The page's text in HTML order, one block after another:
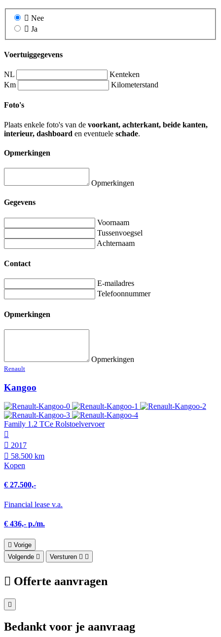
Nee
Ja
Voertuiggegevens
NL
Kenteken
Km
Kilometerstand
Foto's
Plaats enkele foto's van de voorkant, achterkant, beide kanten,
interieur, dashboard en eventuele schade.
Opmerkingen
Opmerkingen
Gegevens
Voornaam
Tussenvoegsel
Achternaam
Contact
E-mailadres
Telefoonnummer
Opmerkingen
Opmerkingen
Renault
Kangoo
Family 1.2 TCe Rolstoelvervoer
2017
58.500 km
Kopen
€ 27.500,-
Financial lease v.a.
€ 436,- p./m.
Vorige
Volgende
Versturen
Offerte aanvragen
Bedankt voor je aanvraag